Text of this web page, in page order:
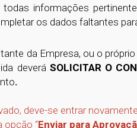
informações
os dados faltantes
da Empresa, ou o
deverá SOLICITAR O
.
deve-se entrar
opção “Enviar para